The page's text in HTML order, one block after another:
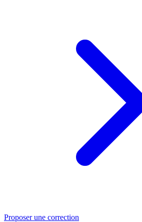
Proposer une correction